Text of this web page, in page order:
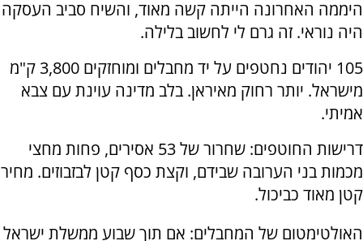
היממה האחרונה הייתה קשה מאוד, והשיח סביב העסקה
היה נוראי. זה גרם לי לחשוב בלילה.
105 יהודים נחטפים על יד מחבלים ומוחזקים 3,800 ק"מ
מישראל. יותר רחוק מאיראן. בלב מדינה עוינת עם צבא
אמיתי.
דרישות החוטפים: שחרור של 53 אסירים, פחות מחצי
מכמות בני הערובה שבידם, וקצת כסף קטן לבזבוזים. מחיר
קטן מאוד כביכול.
האולטימטום של המחבלים: אם תוך שבוע ממשלת ישראל